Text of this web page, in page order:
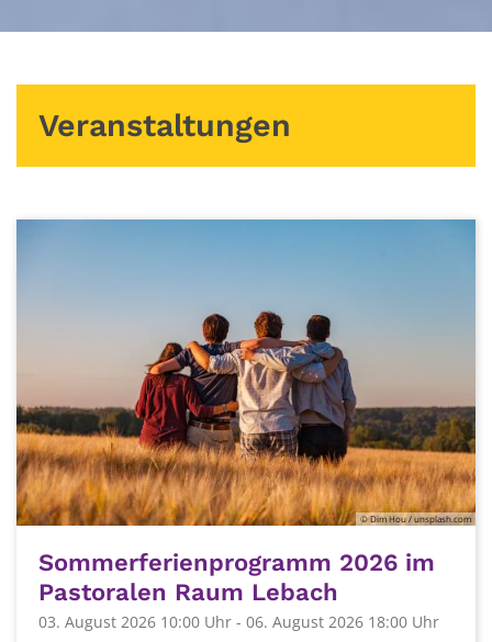
Veranstaltungen
© Dim Hou / unsplash.com
Sommerferienprogramm 2026 im
Pastoralen Raum Lebach
03. August 2026 10:00 Uhr - 06. August 2026 18:00 Uhr